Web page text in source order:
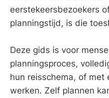
eerstekeersbezoekers
planningstijd, is die
Deze gids is voor
planningsproces,
hun reisschema, of met
werken. Zelf plannen